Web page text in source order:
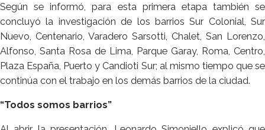
Según se informó, para esta primera etapa también se
concluyó la investigación de los barrios Sur Colonial, Sur
Nuevo, Centenario, Varadero Sarsotti, Chalet, San Lorenzo,
Alfonso, Santa Rosa de Lima, Parque Garay, Roma, Centro,
Plaza España, Puerto y Candioti Sur; al mismo tiempo que se
continúa con el trabajo en los demás barrios de la ciudad.
“Todos somos barrios”